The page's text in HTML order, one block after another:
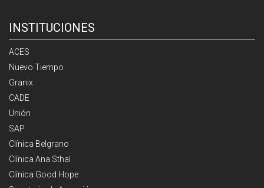
INSTITUCIONES
ACES
Nuevo Tiempo
Granix
CADE
Unión
SAP
Clínica Belgrano
Clínica Ana Sthal
Clínica Good Hope